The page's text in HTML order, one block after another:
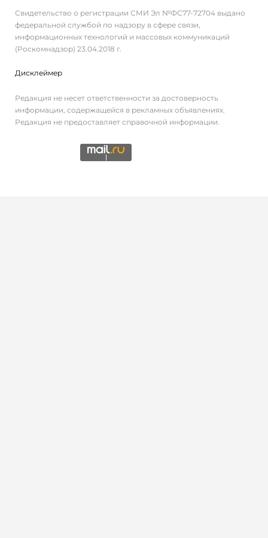
Свидетельство о регистрации СМИ Эл №ФС77-72704 выдано
федеральной службой по надзору в сфере связи,
информационных технологий и массовых коммуникаций
(Роскомнадзор) 23.04.2018 г.
Дисклеймер
Редакция не несет ответственности за достоверность
информации, содержащейся в рекламных объявлениях.
Редакция не предоставляет справочной информации.